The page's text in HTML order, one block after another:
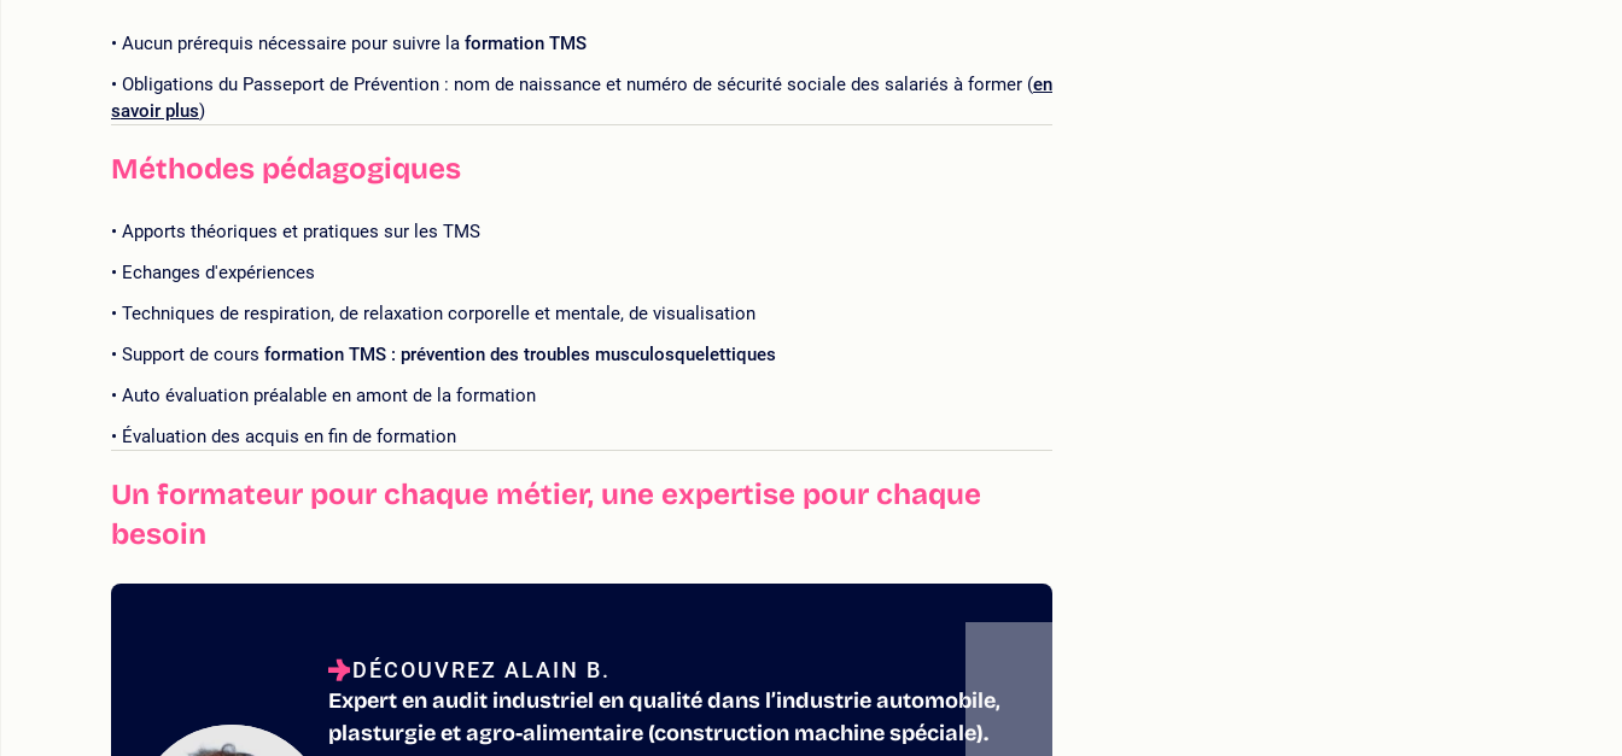
Aucun prérequis nécessaire pour suivre la formation TMS
Obligations du Passeport de Prévention : nom de naissance et numéro de sécurité sociale des salariés à former (en
savoir plus)
Méthodes pédagogiques
Apports théoriques et pratiques sur les TMS
Echanges d'expériences
Techniques de respiration, de relaxation corporelle et mentale, de visualisation
Support de cours formation TMS : prévention des troubles musculosquelettiques
Auto évaluation préalable en amont de la formation
Évaluation des acquis en fin de formation
Un formateur pour chaque métier, une expertise pour chaque
besoin
DÉCOUVREZ ALAIN B.
Expert en audit industriel en qualité dans l’industrie automobile,
plasturgie et agro-alimentaire (construction machine spéciale).